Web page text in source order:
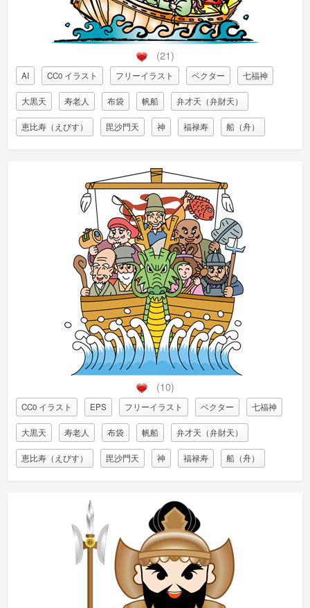
(21)
AI CC0 イラスト フリーイラスト ベクター 七福神
大黒天 寿老人 布袋 帆船 弁才天（弁財天）
恵比寿（えびす） 毘沙門天 神 福禄寿 船（舟）
(10)
CC0 イラスト EPS フリーイラスト ベクター 七福神
大黒天 寿老人 布袋 帆船 弁才天（弁財天）
恵比寿（えびす） 毘沙門天 神 福禄寿 船（舟）